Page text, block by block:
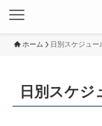
ホーム 日別スケジュー
日別スケジ